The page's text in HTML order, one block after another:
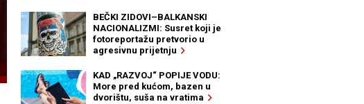
BEČKI ZIDOVI–BALKANSKI
NACIONALIZMI: Susret koji je
fotoreportažu pretvorio u
agresivnu prijetnju
KAD „RAZVOJ“ POPIJE VODU:
More pred kućom, bazen u
dvorištu, suša na vratima